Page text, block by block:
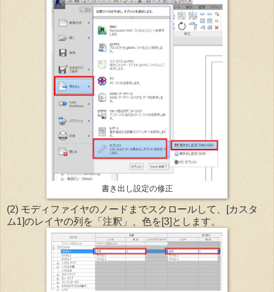
書き出し設定の修正
(2) モディファイヤのノードまでスクロールして、[カスタ
ム1]のレイヤの列を「注釈」、色を[3]とします。